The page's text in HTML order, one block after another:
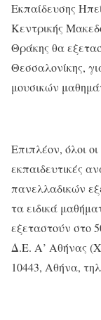
Εκπαίδευσης
Κεντρικής
Θράκης θα
Θεσσαλονίκης,
μουσικών
Επιπλέον, όλοι
εκπαιδευτικές
πανελλαδικών
τα ειδικά
εξεταστούν στο
Δ.Ε. Α’ Αθήνας
10443, Αθήνα,